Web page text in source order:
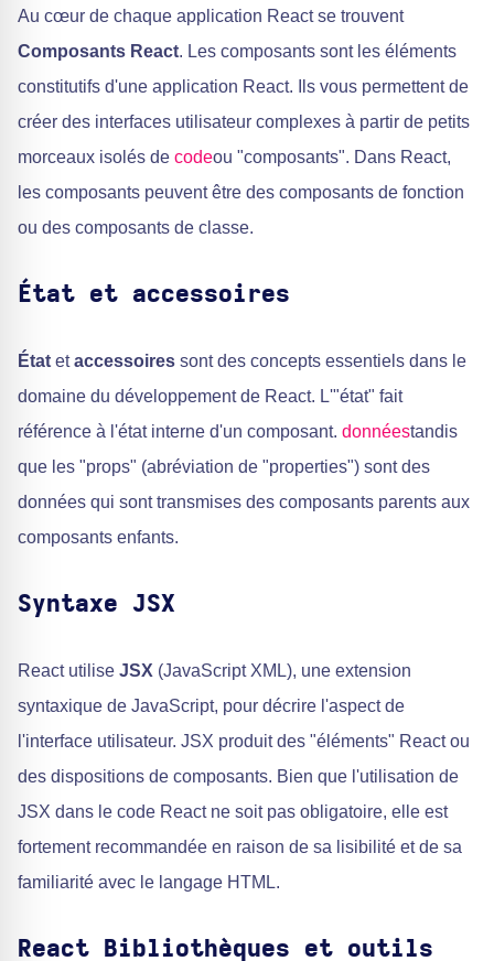
Au cœur de chaque application React se trouvent
Composants React. Les composants sont les éléments
constitutifs d'une application React. Ils vous permettent de
créer des interfaces utilisateur complexes à partir de petits
morceaux isolés de codeou "composants". Dans React,
les composants peuvent être des composants de fonction
ou des composants de classe.
État et accessoires
État etaccessoires sont des concepts essentiels dans le
domaine du développement de React. L'"état" fait
référence à l'état interne d'un composant. donnéestandis
que les "props" (abréviation de "properties") sont des
données qui sont transmises des composants parents aux
composants enfants.
Syntaxe JSX
React utilise JSX (JavaScript XML), une extension
syntaxique de JavaScript, pour décrire l'aspect de
l'interface utilisateur. JSX produit des "éléments" React ou
des dispositions de composants. Bien que l'utilisation de
JSX dans le code React ne soit pas obligatoire, elle est
fortement recommandée en raison de sa lisibilité et de sa
familiarité avec le langage HTML.
React Bibliothèques et outils